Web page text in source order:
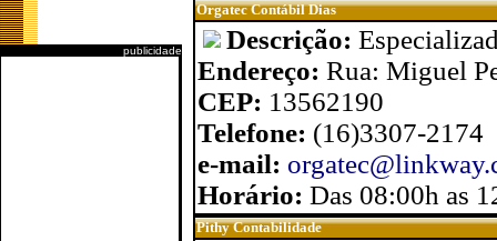
publicidade
Orgatec Contábil Dias
Descrição:
Endereço: Rua: Miguel
CEP: 13562190
Telefone: (16)3307-2174
e-mail:
Horário: Das 08:00h as
Pithy Contabilidade